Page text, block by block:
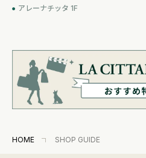
アレーナチッタ 1F
HOME SHOP GUIDE